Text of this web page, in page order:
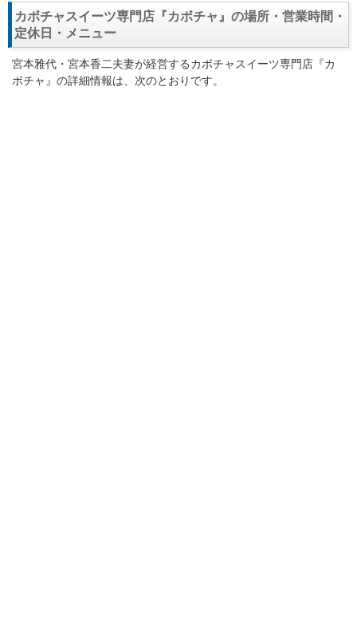
カボチャスイーツ専門店『カボチャ』の場所・営業時間・
定休日・メニュー
宮本雅代・宮本香二夫妻が経営するカボチャスイーツ専門店『カ
ボチャ』の詳細情報は、次のとおりです。